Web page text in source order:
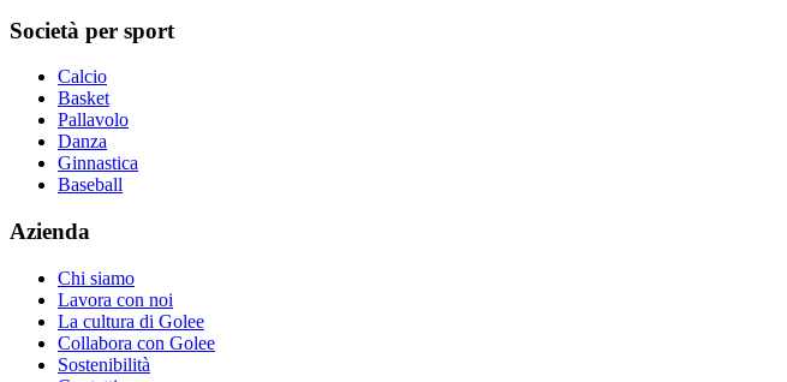
Società per sport
Calcio
Basket
Pallavolo
Danza
Ginnastica
Baseball
Azienda
Chi siamo
Lavora con noi
La cultura di Golee
Collabora con Golee
Sostenibilità